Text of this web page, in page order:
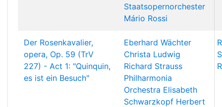
Staatsopernorchester
Mário Rossi
Der Rosenkavalier,
opera, Op. 59 (TrV
227) - Act 1: "Quinquin,
es ist ein Besuch"
Eberhard Wächter
Christa Ludwig
Richard Strauss
Philharmonia
Orchestra Elisabeth
Schwarzkopf Herbert